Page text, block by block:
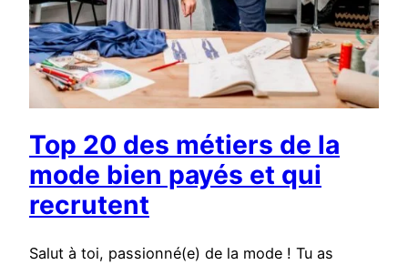
Top 20 des métiers de la
mode bien payés et qui
recrutent
Salut à toi, passionné(e) de la mode ! Tu as